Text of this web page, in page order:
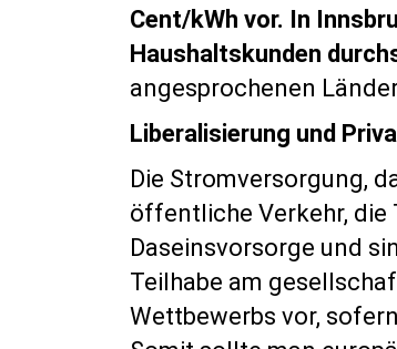
Cent/kWh vor. In
Haushaltskunden
angesprochenen
Liberalisierung und
Die Stromversorgung,
öffentliche Verkehr, die
Daseinsvorsorge und
Teilhabe am
Wettbewerbs vor,